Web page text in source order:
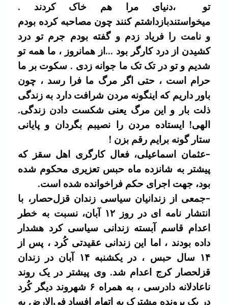
تو ،دنیای مرا هم خاک کردند .
میخواستندبازداشتم کنند چون مصاحبه کرده بودم
و نامت را فریاد زدم و گفته بودم جرم تو درد
کشیدن از درد کارگر بود …از همانروز ، ما همه تو
شدیم و تو در تک تک ما جوانه زدی . سکوت بر ما
حرام است ، حتی اگر مرگ ما فرا رسد ، چون
باور داریم که اینگونه مردن شرافت دارد به زندگی
ذلت بار و این مرگ یعنی شکست دادن زندگی.
الهی! ایستاده مردن را نصیبم بگردان و پایانی
ستار گونه برایم رقم بزن !
-عثمان اسماعیلی، فعال کارگری اهل سقز که
پیشتر بە شانزده ماە حبس تعزیری محکوم شده
بود، جهت اجرای حکم فراخوانده شده است.
-جمعی از زندانیان سیاسی زندان قزل‌حصار، با
انتشار نامه ای در روز ۱۲ آبان، نسبت به خطر
اعدام قاسم آبسته زندانی سیاسی کرد هشدار
داده بودند ، اما این زندانی عقیدتی کُرد ، پس از
۱۴ سال حبس ، در یکشنبه ۱۴ آبان در زندان
قزلحصار کرج اعدام شد. وی پیشتر در یک روند
ناعادلانه دادرسی ، به همراه ۶ شهروند دیگر کُرد
در یک پرونده مشترک به اتهام افساد فی‌الارض به